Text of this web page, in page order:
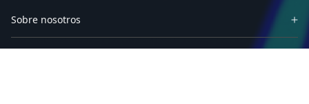
Sobre nosotros